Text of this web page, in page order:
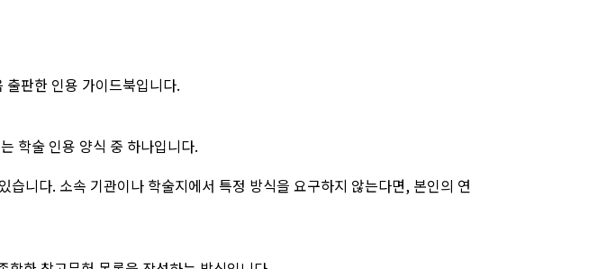
판한 인용 가이드북입니다.
학술 인용 양식 중 하나입니다.
니다. 소속 기관이나 학술지에서 특정 방식을 요구하지 않는다면, 본인의 연